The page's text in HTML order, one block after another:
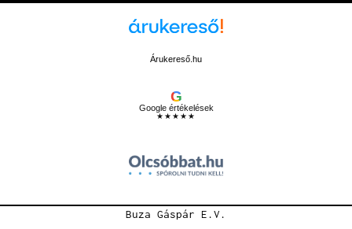
Árukereső.hu
G
Google értékelések
★★★★★
Buza Gáspár E.V.